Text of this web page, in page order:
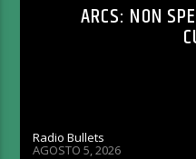
ARCS: NON
Radio Bullets
AGOSTO 5, 2026